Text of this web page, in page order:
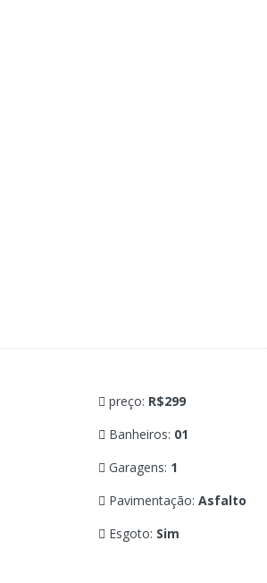
preço: R$299
Banheiros: 01
Garagens: 1
Pavimentação: Asfalto
Esgoto: Sim